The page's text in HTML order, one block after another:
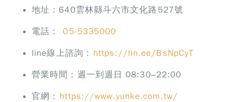
地址：640雲林縣斗六市文化路527號
電話： 05-5335000
line線上諮詢： https://lin.ee/BsNpCyT
營業時間：週一到週日 08:30–22:00
官網： https://www.yunke.com.tw/